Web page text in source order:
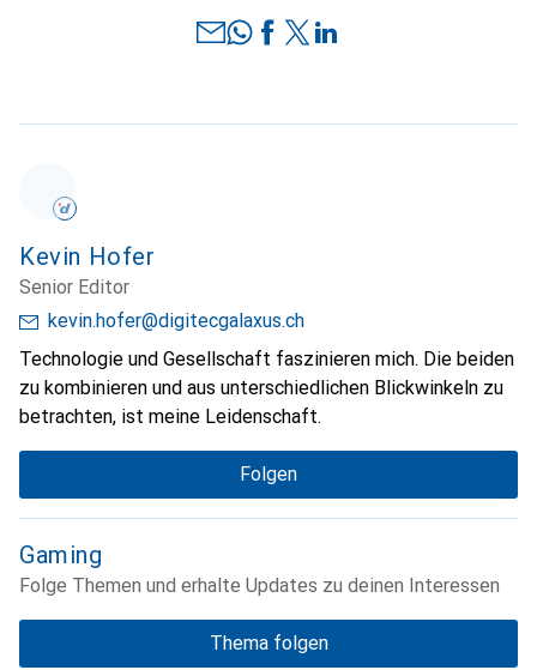
Kevin Hofer
Senior Editor
kevin.hofer@digitecgalaxus.ch
Technologie und Gesellschaft faszinieren mich. Die beiden
zu kombinieren und aus unterschiedlichen Blickwinkeln zu
betrachten, ist meine Leidenschaft.
Folgen
Gaming
Folge Themen und erhalte Updates zu deinen Interessen
Thema folgen